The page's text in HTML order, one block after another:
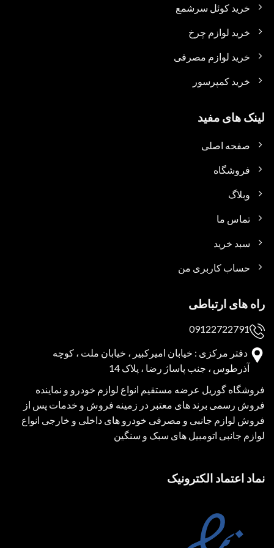
خرید کوئل سرشمع
خرید لوازم چرخ
خرید لوازم مصرفی
خرید کمپرسور
لینک های مفید
صفحه اصلی
فروشگاه
وبلاگ
تماس ما
سبد خرید
حساب کاربری من
راه های ارتباطی
09122722791
دفتر مرکزی : خیابان امیرکبیر ، خیابان ملت ، کوچه
آذرطوس ، جنب پاساژ رضا ، پلاک 14
فروشگاه گوریل عرضه مستقیم انواع لوازم خودرو و نماینده
فروش رسمی برند های معتبر در زمینه فروش و خدمات پس از
فروش لوازم جانبی و مصرفی خودرو های داخلی و خارجی انواع
لوازم جانبی اتومبیل های سبک و سنگین
نماد اعتماد الکترونیک